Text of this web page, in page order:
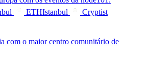
ETHIstanbul Cryptist
com o maior centro comunitário de